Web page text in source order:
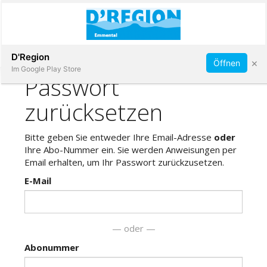
Immobilien
Veranstaltungen
Stellen
Abonnieren
D'Region
Im Google Play Store
Öffnen ×